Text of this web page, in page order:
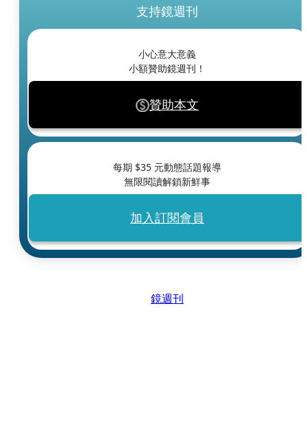
支持鏡週刊
小心意大意義
小額贊助鏡週刊！
贊助本文
每期 $35 元動態話題報導
無限閱讀解鎖新鮮事
加入訂閱會員
鏡週刊